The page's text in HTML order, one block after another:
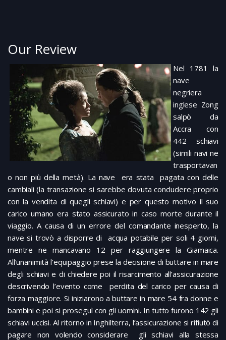
Our Review
Nel 1781 la
nave
negriera
inglese Zong
salpò da
Accra con
442 schiavi
(simili navi ne
trasportavan
o non più della metà). La nave era stata pagata con delle
cambiali (la transazione si sarebbe dovuta concludere proprio
con la vendita di quegli schiavi) e per questo motivo il suo
carico umano era stato assicurato in caso morte durante il
viaggio. A causa di un errore del comandante inesperto, la
nave si trovò a disporre di acqua potabile per soli 4 giorni,
mentre ne mancavano 12 per raggiungere la Giamaica.
All’unanimità l’equipaggio prese la decisione di buttare in mare
degli schiavi e di chiedere poi il risarcimento all’assicurazione
descrivendo l’evento come perdita del carico per causa di
forza maggiore. Si iniziarono a buttare in mare 54 fra donne e
bambini e poi si proseguì con gli uomini. In tutto furono 142 gli
schiavi uccisi. Al ritorno in Inghilterra, l’assicurazione si rifiutò di
pagare non volendo considerare gli schiavi alla stessa